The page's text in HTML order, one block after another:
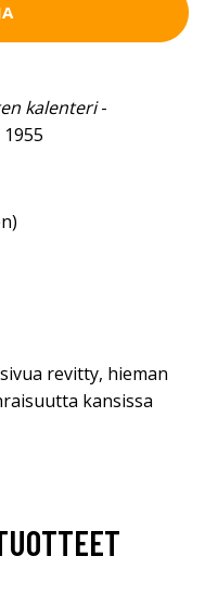
kalenteri-
revitty, hieman
kansissa